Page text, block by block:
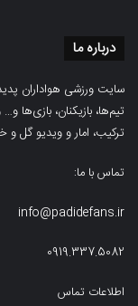
درباره ما
سایت ورزشی هواداران
تیم‌ها، بازیکنان،
ترکیب، امار و ویدیو‌‌ گل‌ و
تماس با ما:
info@padidefans.ir
0919.337.5082
اطلاعات تماس